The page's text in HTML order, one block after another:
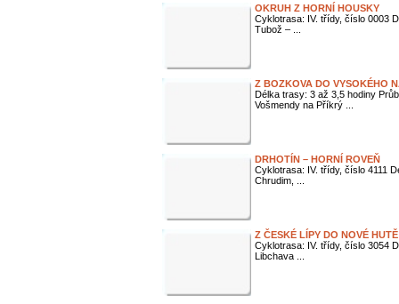
OKRUH Z HORNÍ HOUSKY
Cyklotrasa: IV. třídy, číslo 0003
Tubož – ...
Z BOZKOVA DO VYSOKÉHO
Délka trasy: 3 až 3,5 hodiny
Vošmendy na Příkrý ...
DRHOTÍN – HORNÍ ROVEŇ
Cyklotrasa: IV. třídy, číslo 4111
Chrudim, ...
Z ČESKÉ LÍPY DO NOVÉ HUTĚ
Cyklotrasa: IV. třídy, číslo 3054
Libchava ...